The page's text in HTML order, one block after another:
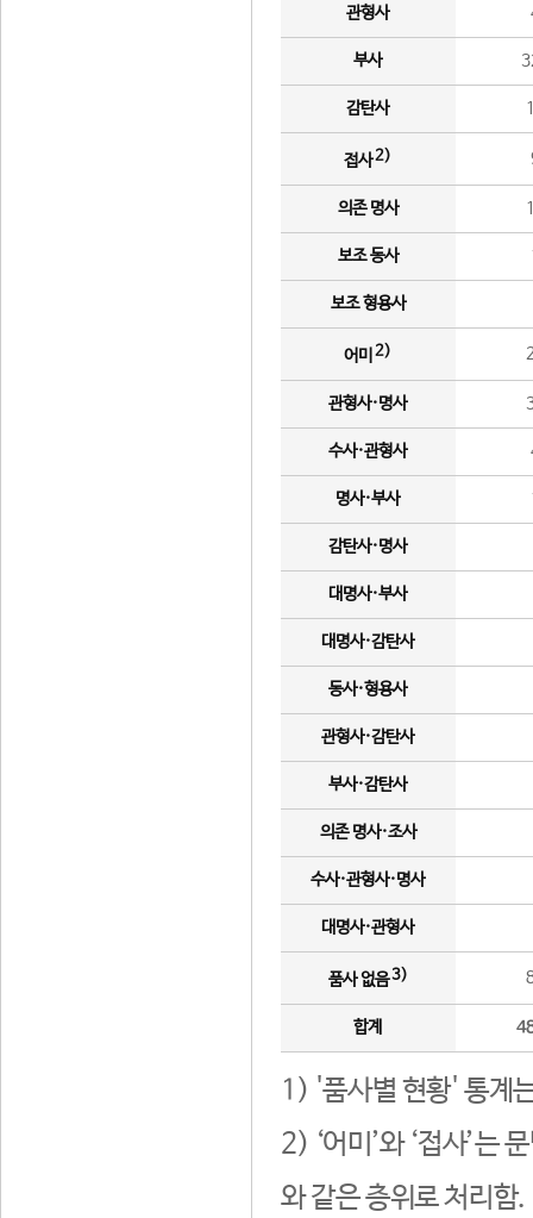
관형사
부사
감탄사
접사2)
의존 명사
보조 동사
보조 형용사
어미 2)
관형사·명사
수사·관형사
명사·부사
감탄사·명사
대명사·부사
대명사·감탄사
동사·형용사
관형사·감탄사
부사·감탄사
의존 명사·조사
수사·관형사·명사
대명사·관형사
품사 없음3)
합계
1) '품사별 현황' 통계
2) ‘어미’와 ‘접사’는
와 같은 층위로 처리함.